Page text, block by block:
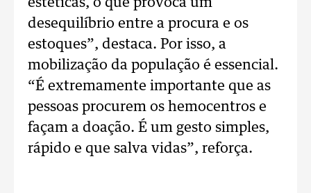
estéticas, o que provoca um
desequilíbrio entre a procura e os
estoques”, destaca. Por isso, a
mobilização da população é essencial.
“É extremamente importante que as
pessoas procurem os hemocentros e
façam a doação. É um gesto simples,
rápido e que salva vidas”, reforça.